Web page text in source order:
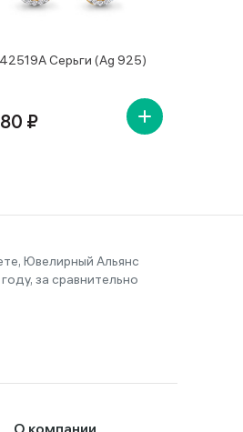
Серьги (Ag 925)
₽
Ювелирный Альянс
за сравнительно